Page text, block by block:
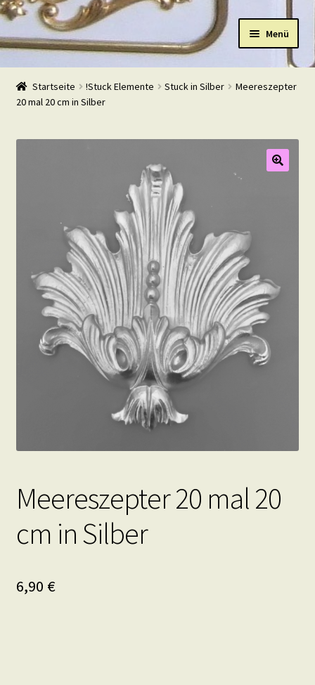
Navigation
Zum
Inhalt
Menü
Start
Shop
Warenkorb
Kontakt
Startseite !Stuck Elemente Stuck in Silber
Meereszepter
20 mal 20 cm in Silber
Meereszepter 20 mal 20
cm in Silber
6,90 €